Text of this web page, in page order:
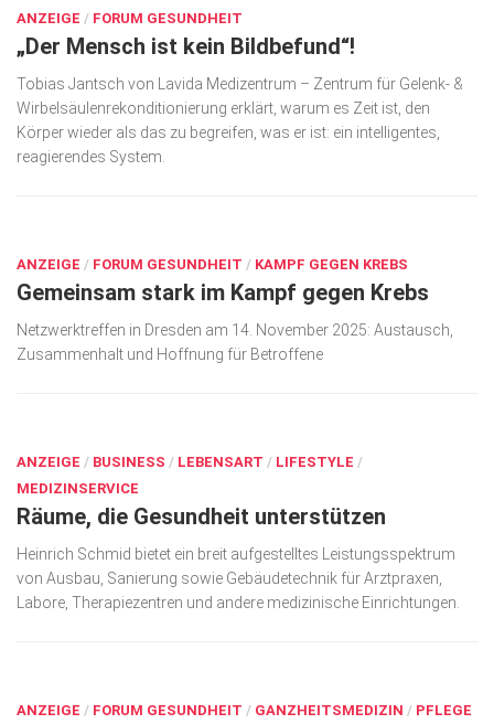
ANZEIGE / FORUM GESUNDHEIT
„Der Mensch ist kein Bildbefund“!
Tobias Jantsch von Lavida Medizentrum – Zentrum für Gelenk- &
Wirbelsäulenrekonditionierung erklärt, warum es Zeit ist, den
Körper wieder als das zu begreifen, was er ist: ein intelligentes,
reagierendes System.
ANZEIGE / FORUM GESUNDHEIT / KAMPF GEGEN KREBS
Gemeinsam stark im Kampf gegen Krebs
Netzwerktreffen in Dresden am 14. November 2025: Austausch,
Zusammenhalt und Hoffnung für Betroffene
ANZEIGE / BUSINESS / LEBENSART / LIFESTYLE /
MEDIZINSERVICE
Räume, die Gesundheit unterstützen
Heinrich Schmid bietet ein breit aufgestelltes Leistungs­spektrum
von Ausbau, Sanierung sowie Gebäude­technik für Arztpraxen,
Labore, Therapiezentren und andere medizinische Einrichtungen.
ANZEIGE / FORUM GESUNDHEIT / GANZHEITSMEDIZIN / PFLEGE